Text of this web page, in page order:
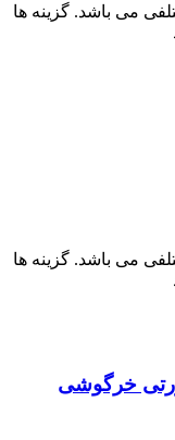
می باشد. گزینه ها
می باشد. گزینه ها